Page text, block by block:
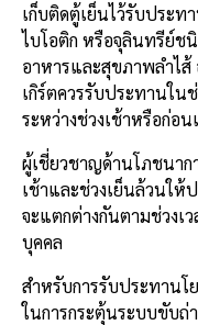
เก็บติดตู้เย็นไว้รับประท
ไบโอติก หรือจุลินทรีย์ช
อาหารและสุขภาพลำไส้
เกิร์ตควรรับประทานใน
ระหว่างช่วงเช้าหรือก่อ
ผู้เชี่ยวชาญด้านโภชนาก
เช้าและช่วงเย็นล้วนให้
จะแตกต่างกันตามช่วงเ
บุคคล
สำหรับการรับประทานโ
ในการกระตุ้นระบบขับถ่